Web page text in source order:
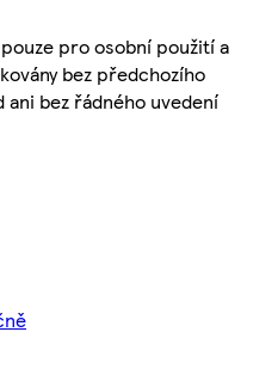
pro osobní použití a
bez předchozího
bez řádného uvedení